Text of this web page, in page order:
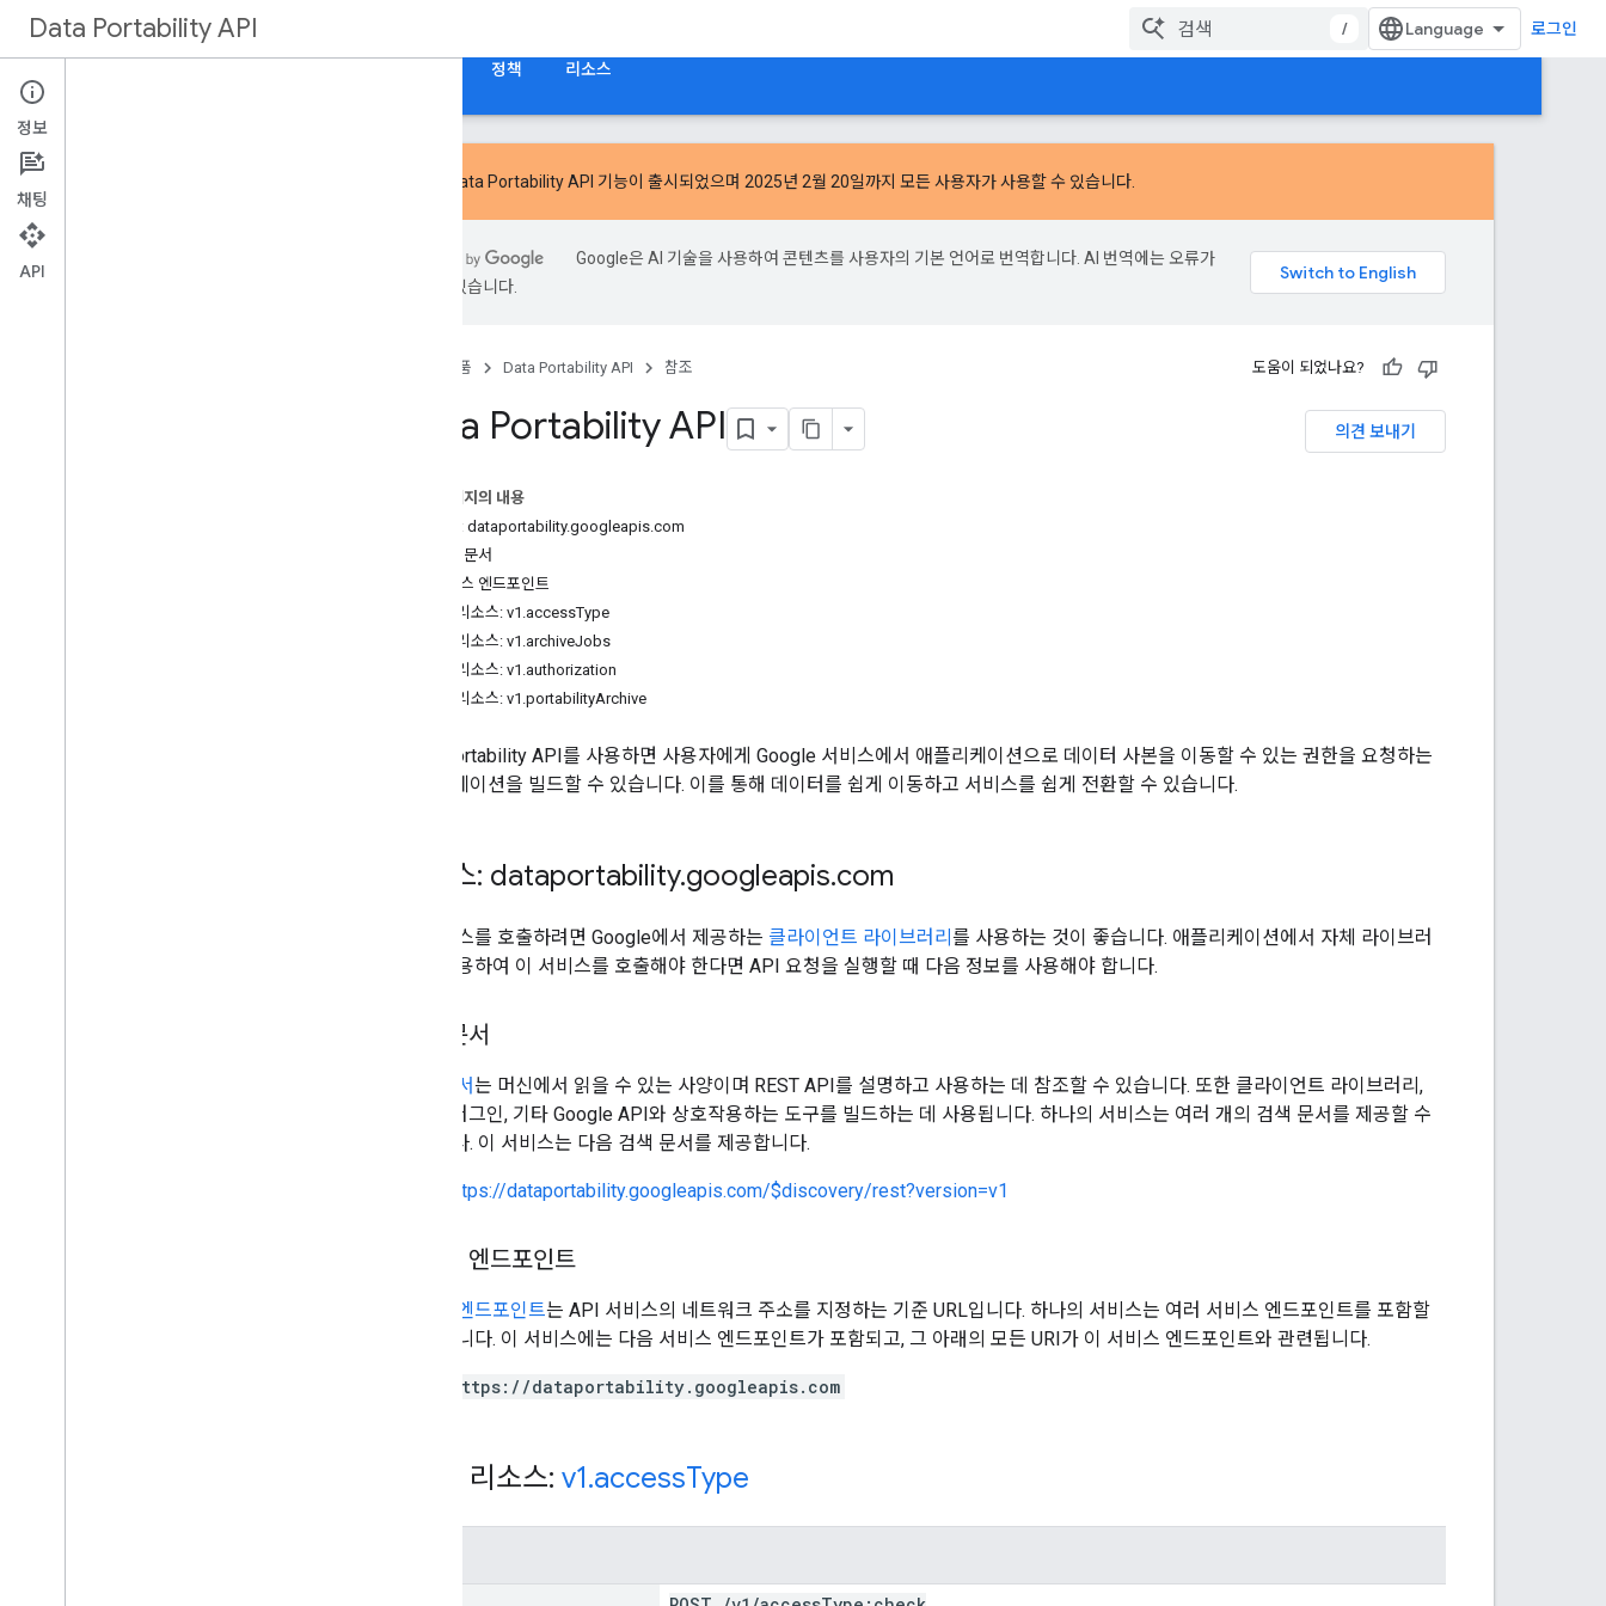
Data Portability API / 로그인
정책 리소스
API 요약
Data Portability API 기능이 출시되었으며 2025년 2월 20일까지 모든 사용자가 사용할 수 있습니다.
Google은 AI 기술을 사용하여 콘텐츠를 사용자의 기본 언어로 번역합니다. AI 번역에는 오류가
있을 수 있습니다.
제품 Data Portability API 참조 도움이 되었나요?
의견 보내기
Data Portability API
이 페이지의 내용
서비스: dataportability.googleapis com
검색 문서
서비스 엔드포인트
REST 리소스: v1 accessType
REST 리소스: v1 archiveJobs
REST 리소스: v1 authorization
REST 리소스: v1 portabilityArchive
Data Portability API를 사용하면 사용자에게 Google 서비스에서 애플리케이션으로 데이터 사본을 이동할 수 있는 권한을 요청하는
애플리케이션을 빌드할 수 있습니다. 이를 통해 데이터를 쉽게 이동하고 서비스를 쉽게 전환할 수 있습니다.
서비스: dataportability.googleapis.com
이 서비스를 호출하려면 Google에서 제공하는 클라이언트 라이브러리 를 사용하는 것이 좋습니다. 애플리케이션에서 자체 라이브러
리를 사용하여 이 서비스를 호출해야 한다면 API 요청을 실행할 때 다음 정보를 사용해야 합니다.
검색 문서
검색 문서는 머신에서 읽을 수 있는 사양이며 REST API를 설명하고 사용하는 데 참조할 수 있습니다. 또한 클라이언트 라이브러리,
IDE 플러그인, 기타 Google API와 상호작용하는 도구를 빌드하는 데 사용됩니다. 하나의 서비스는 여러 개의 검색 문서를 제공할 수
있습니다. 이 서비스는 다음 검색 문서를 제공합니다.
https://dataportability.googleapis.com/$discovery/rest?version=v1
서비스 엔드포인트
서비스 엔드포인트는 API 서비스의 네트워크 주소를 지정하는 기준 URL입니다. 하나의 서비스는 여러 서비스 엔드포인트를 포함할
수 있습니다. 이 서비스에는 다음 서비스 엔드포인트가 포함되고, 그 아래의 모든 URI가 이 서비스 엔드포인트와 관련됩니다.
https://dataportability.googleapis.com
REST 리소스: v1.accessType
정보
채팅
API